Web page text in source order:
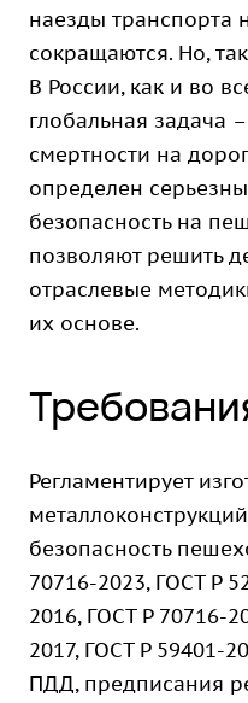
наезды транспорта
сокращаются. Но,
В России, как и во
глобальная задача
смертности на
определен
безопасность на
позволяют решить
отраслевые
их основе.
Регламентирует
безопасность
70716-2023, ГОСТ Р
2016, ГОСТ Р 70716-
2017, ГОСТ Р 59401-
ПДД, предписания